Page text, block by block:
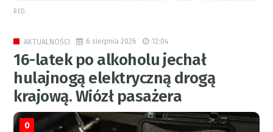
RED.
AKTUALNOŚCI 6 sierpnia 2026 12:04
16-latek po alkoholu jechał
hulajnogą elektryczną drogą
krajową. Wiózł pasażera
0